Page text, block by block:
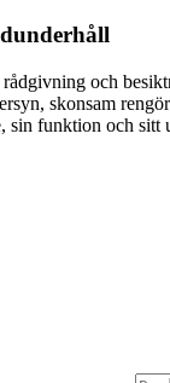
och
skonsam
sin funktion och